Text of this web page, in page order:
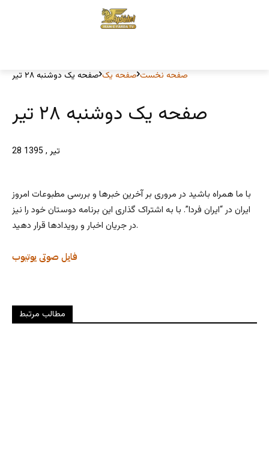
صفحه نخست صفحه یک صفحه یک دوشنبه ۲۸ تیر
صفحه یک دوشنبه ۲۸ تیر
28 تیر , 1395
با ما همراه باشید در مروری بر آخرین خبرها و بررسی مطبوعات امروز
ایران در “ایران فردا”. با به اشتراک گذاری این برنامه دوستان خود را نیز
در جریان اخبار و رویدادها قرار دهید.
یوتیوب فایل صوتی
مطالب مرتبط